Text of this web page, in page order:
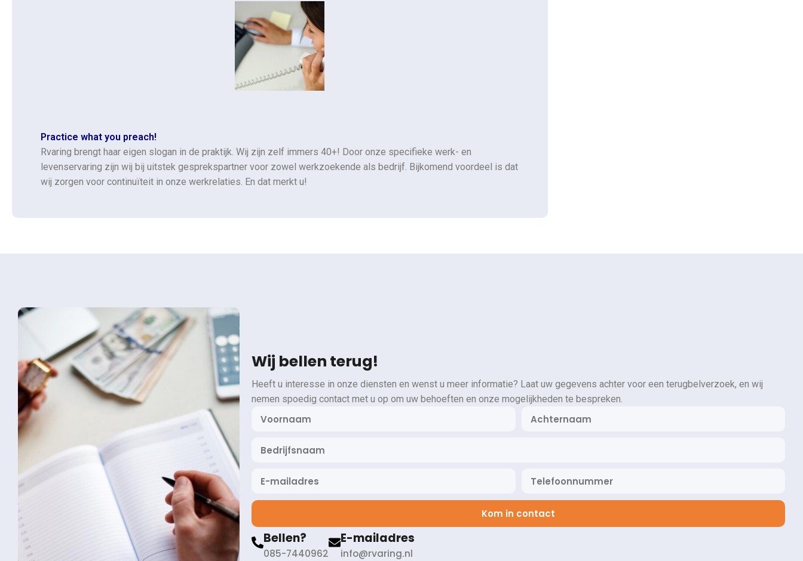
Practice what you preach!
Rvaring brengt haar eigen slogan in de praktijk. Wij zijn zelf immers 40+! Door onze specifieke werk- en
levenservaring zijn wij bij uitstek gesprekspartner voor zowel werkzoekende als bedrijf. Bijkomend voordeel is dat
wij zorgen voor continuïteit in onze werkrelaties. En dat merkt u!
Wij bellen terug!
Heeft u interesse in onze diensten en wenst u meer informatie? Laat uw gegevens achter voor een terugbelverzoek, en wij
nemen spoedig contact met u op om uw behoeften en onze mogelijkheden te bespreken.
Kom in contact
Bellen?
085-7440962
E-mailadres
info@rvaring.nl